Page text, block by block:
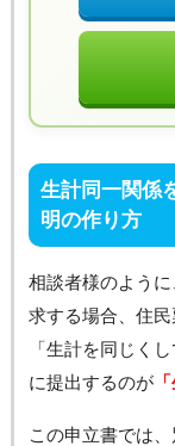
生計同一関係
明の作り方
相談者様のよう
求する場合、住
「生計を同じく
に提出するのが「
この申立書では